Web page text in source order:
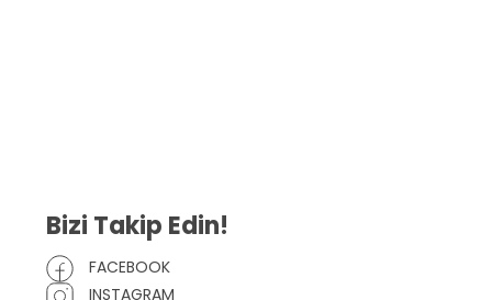
Bizi Takip Edin!
FACEBOOK
INSTAGRAM